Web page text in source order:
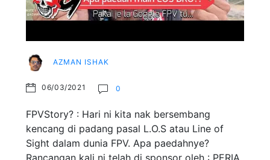
AZMAN ISHAK
06/03/2021 0
FPVStory? : Hari ni kita nak bersembang
kencang di padang pasal L.O.S atau Line of
Sight dalam dunia FPV. Apa paedahnye?
Rancangan kali ni telah di sponsor oleh : PERIA